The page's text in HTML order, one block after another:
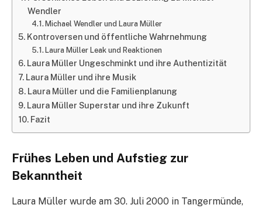
Wendler
Michael Wendler und Laura Müller
Kontroversen und öffentliche Wahrnehmung
Laura Müller Leak und Reaktionen
Laura Müller Ungeschminkt und ihre Authentizität
Laura Müller und ihre Musik
Laura Müller und die Familienplanung
Laura Müller Superstar und ihre Zukunft
Fazit
Frühes Leben und Aufstieg zur
Bekanntheit
Laura Müller wurde am 30. Juli 2000 in Tangermünde,